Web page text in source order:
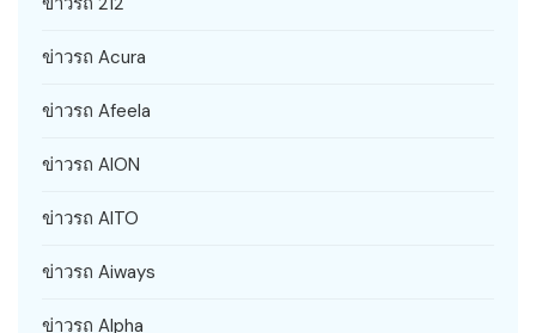
ข่าวรถ Acura
ข่าวรถ Afeela
ข่าวรถ AION
ข่าวรถ AITO
ข่าวรถ Aiways
ข่าวรถ Alpha